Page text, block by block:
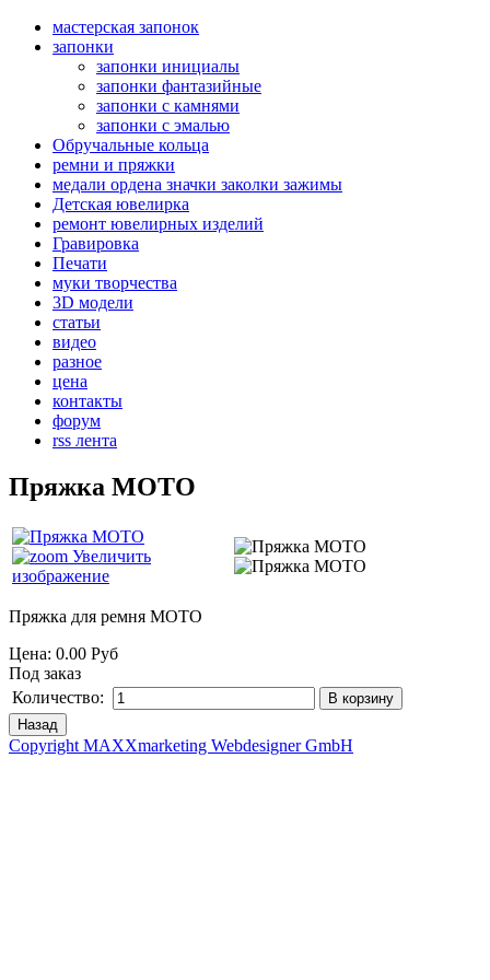
мастерская запонок
запонки
запонки инициалы
запонки фантазийные
запонки с камнями
запонки с эмалью
Обручальные кольца
ремни и пряжки
медали ордена значки заколки зажимы
Детская ювелирка
ремонт ювелирных изделий
Гравировка
Печати
муки творчества
3D модели
статьи
видео
разное
цена
контакты
форум
rss лента
Пряжка МОТО
Увеличить
изображение
Пряжка для ремня МОТО
Цена: 0.00 Руб
Под заказ
Количество:
Copyright MAXXmarketing Webdesigner GmbH